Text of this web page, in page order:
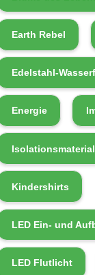
Earth Rebel
Edelstahl-
Energie
Kindershirts
LED Ein- und
LED Flutlicht